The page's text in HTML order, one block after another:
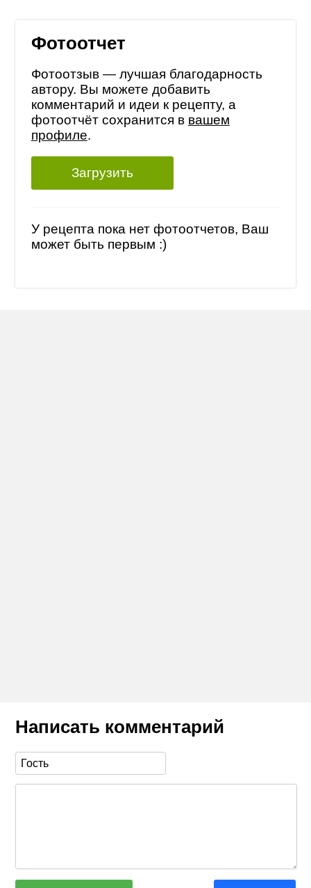
Фотоотчет
Фотоотзыв — лучшая благодарность
автору. Вы можете добавить
комментарий и идеи к рецепту, а
фотоотчёт сохранится в вашем
профиле.
Загрузить
У рецепта пока нет фотоотчетов, Ваш
может быть первым :)
Написать комментарий